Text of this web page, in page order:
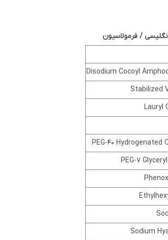
/ فرمولاسیون
Disodium Cocoyl
Stabilized
Lauryl
PEG-40 Hydrogenated
PEG-7
Sodium